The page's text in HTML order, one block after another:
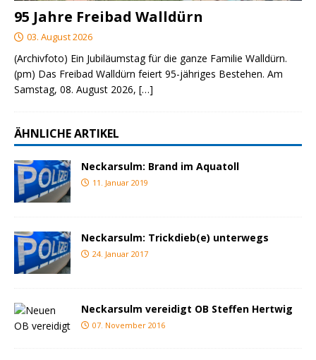
95 Jahre Freibad Walldürn
03. August 2026
(Archivfoto) Ein Jubiläumstag für die ganze Familie Walldürn.
(pm) Das Freibad Walldürn feiert 95-jähriges Bestehen. Am
Samstag, 08. August 2026, […]
ÄHNLICHE ARTIKEL
Neckarsulm: Brand im Aquatoll
11. Januar 2019
Neckarsulm: Trickdieb(e) unterwegs
24. Januar 2017
Neckarsulm vereidigt OB Steffen Hertwig
07. November 2016